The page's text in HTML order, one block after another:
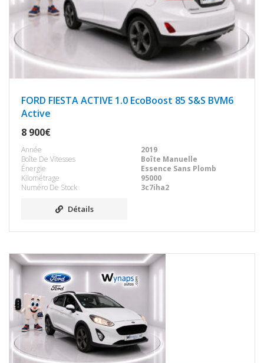
FORD FIESTA ACTIVE 1.0 EcoBoost 85 S&S BVM6
Active
8 900€
Année
2019
Boîte De Vitesses
Boîte Manuelle
Énergie
Essence Sans Plomb
Kilométrage
95000
Numéro De Stock
3c7iha2
Détails